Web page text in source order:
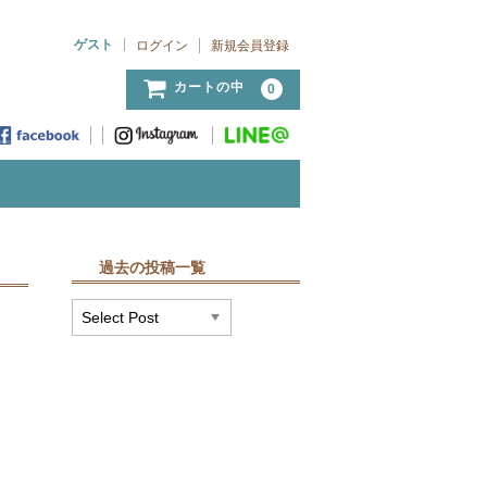
ゲスト
ログイン 新規会員登録
カートの中 0
過去の投稿一覧